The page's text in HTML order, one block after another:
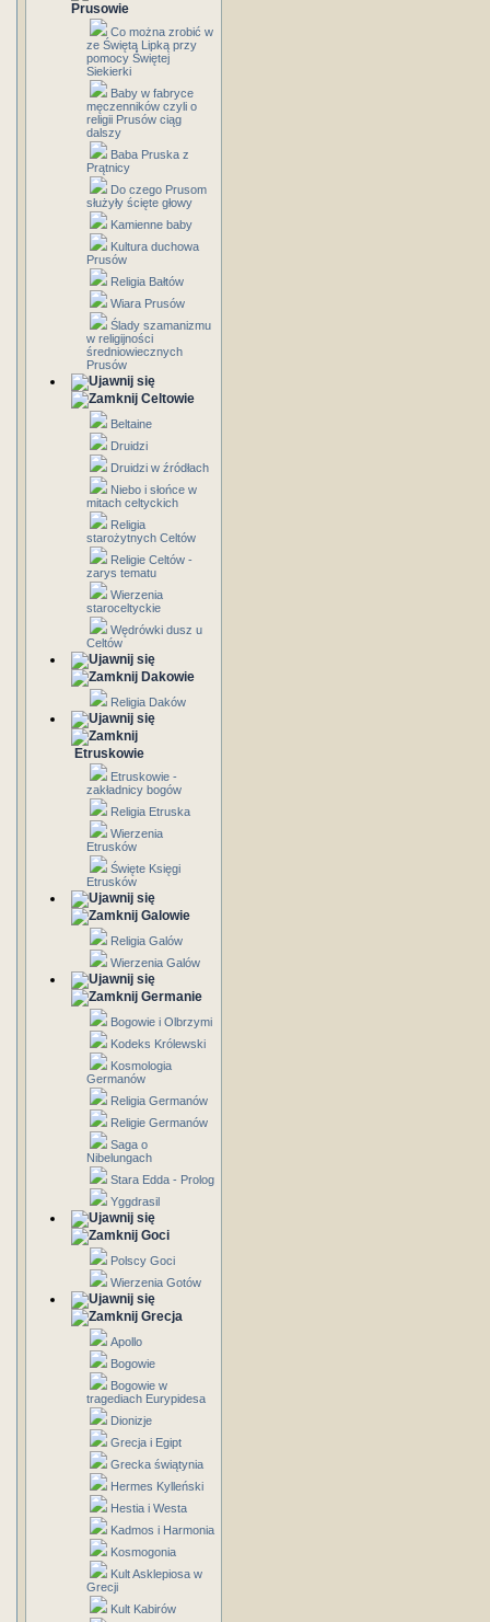
Prusowie
Co można zrobić w
ze Świętą Lipką przy
pomocy Świętej
Siekierki
Baby w fabryce
męczenników czyli o
religii Prusów ciąg
dalszy
Baba Pruska z
Prątnicy
Do czego Prusom
służyły ścięte głowy
Kamienne baby
Kultura duchowa
Prusów
Religia Bałtów
Wiara Prusów
Ślady szamanizmu
w religijności
średniowiecznych
Prusów
Celtowie
Beltaine
Druidzi
Druidzi w źródłach
Niebo i słońce w
mitach celtyckich
Religia
starożytnych Celtów
Religie Celtów -
zarys tematu
Wierzenia
staroceltyckie
Wędrówki dusz u
Celtów
Dakowie
Religia Daków
Etruskowie
Etruskowie -
zakładnicy bogów
Religia Etruska
Wierzenia
Etrusków
Święte Księgi
Etrusków
Galowie
Religia Galów
Wierzenia Galów
Germanie
Bogowie i Olbrzymi
Kodeks Królewski
Kosmologia
Germanów
Religia Germanów
Religie Germanów
Saga o
Nibelungach
Stara Edda - Prolog
Yggdrasil
Goci
Polscy Goci
Wierzenia Gotów
Grecja
Apollo
Bogowie
Bogowie w
tragediach Eurypidesa
Dionizje
Grecja i Egipt
Grecka świątynia
Hermes Kylleński
Hestia i Westa
Kadmos i Harmonia
Kosmogonia
Kult Asklepiosa w
Grecji
Kult Kabirów